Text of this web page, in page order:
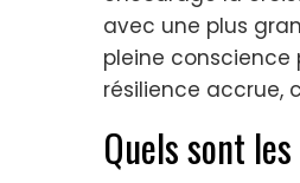
avec une plus
pleine
résilience accrue,
Quels sont